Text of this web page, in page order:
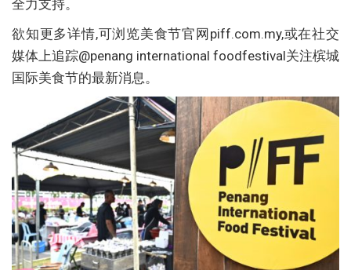
全力支持。
欲知更多详情,可浏览美食节官网piff.com.my,或在社交
媒体上追踪@penang international foodfestival关注槟城
国际美食节的最新消息。